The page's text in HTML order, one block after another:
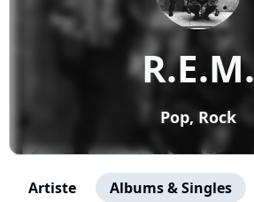
R.E.M.
Pop, Rock
Artiste Albums & Singles